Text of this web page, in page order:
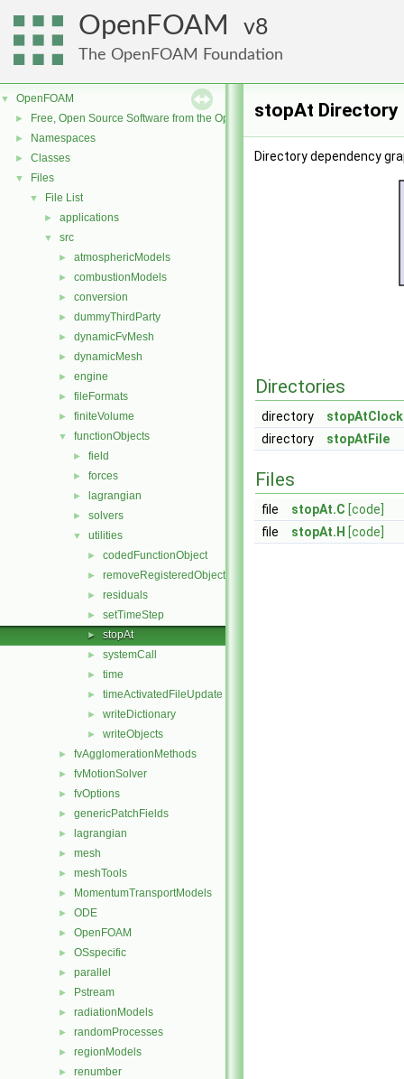
OpenFOAM 8
The OpenFOAM Foundation
▼ OpenFOAM
► Free, Open Source Software from the OpenFOAM Foundation
► Namespaces
► Classes
▼ Files
▼ File List
► applications
▼ src
► atmosphericModels
► combustionModels
► conversion
► dummyThirdParty
► dynamicFvMesh
► dynamicMesh
► engine
► fileFormats
► finiteVolume
▼ functionObjects
► field
► forces
► lagrangian
► solvers
▼ utilities
► codedFunctionObject
► removeRegisteredObject
► residuals
► setTimeStep
► stopAt
► systemCall
► time
► timeActivatedFileUpdate
► writeDictionary
► writeObjects
► fvAgglomerationMethods
► fvMotionSolver
► fvOptions
► genericPatchFields
► lagrangian
► mesh
► meshTools
► MomentumTransportModels
► ODE
► OpenFOAM
► OSspecific
► parallel
► Pstream
► radiationModels
► randomProcesses
► regionModels
► renumber
stopAt Directory
Directory dependency
Directories
directory
directory
stopAtFile
Files
file stopAt.C [code]
file
stopAt.H [code]